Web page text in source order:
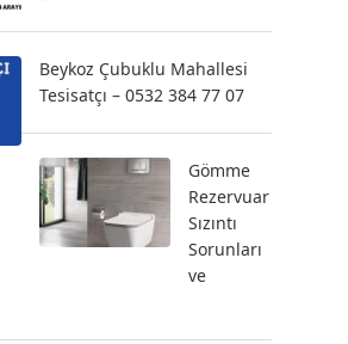
Beykoz Çubuklu Mahallesi
Tesisatçı – 0532 384 77 07
Gömme
Rezervuar
Sızıntı
Sorunları
ve